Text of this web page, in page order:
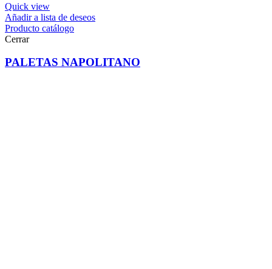
Quick view
Añadir a lista de deseos
Producto catálogo
Cerrar
PALETAS NAPOLITANO